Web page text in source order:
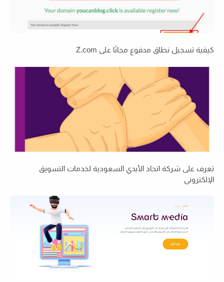
كيفية تسجيل نطاق مدفوع مجانًا على Z.com
تعرف على شركة اتحاد الأيدي السعودية لخدمات التسويق
الإلكتروني